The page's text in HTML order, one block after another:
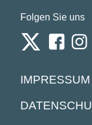
Folgen Sie uns
IMPRESSUM